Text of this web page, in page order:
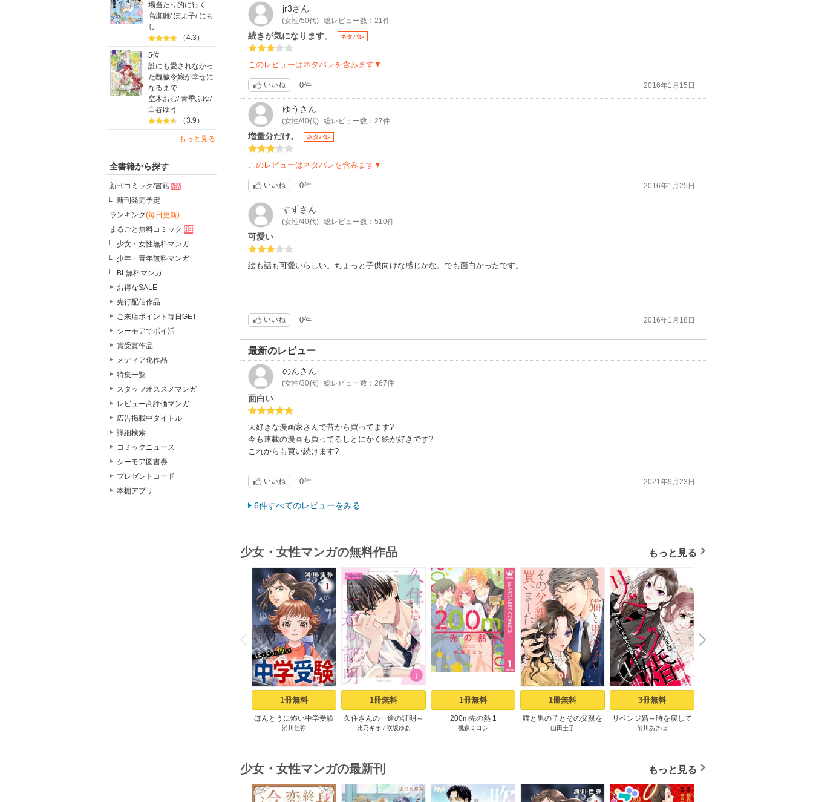
場当たり的に行く
高瀬雛/ぽよ子/ にも
し
（4.3）
5位
誰にも愛されなかっ
た醜穢令嬢が幸せに
なるまで
空木おむ/青季ふゆ/
白谷ゆう
（3.9）
もっと見る
全書籍から探す
新刊コミック/書籍
新刊発売予定
ランキング(毎日更新)
まるごと無料コミック
少女・女性無料マンガ
少年・青年無料マンガ
BL無料マンガ
お得なSALE
先行配信作品
ご来店ポイント毎日GET
シーモアでポイ活
賞受賞作品
メディア化作品
特集一覧
スタッフオススメマンガ
レビュー高評価マンガ
広告掲載中タイトル
詳細検索
コミックニュース
シーモア図書券
プレゼントコード
本棚アプリ
jr3さん
(女性/50代) 総レビュー数：21件
続きが気になります。 ネタバレ
このレビューはネタバレを含みます▼
いいね 0件 2016年1月15日
ゆう さん
(女性/40代) 総レビュー数：27件
増量分だけ。 ネタバレ
このレビューはネタバレを含みます▼
いいね 0件 2016年1月25日
すずさん
(女性/40代) 総レビュー数：510件
可愛い
絵も話も可愛いらしい。ちょっと子供向けな感じかな。でも面白かったです。
いいね 0件 2016年1月18日
最新のレビュー
のんさん
(女性/30代) 総レビュー数：267件
面白い
大好きな漫画家さんで昔から買ってます?
今も連載の漫画も買ってるしとにかく絵が好きです?
これからも買い続けます?
いいね 0件 2021年9月23日
6件すべてのレビューをみる
少女・女性マンガの無料作品 もっと見る
P
r
e
v
i
o
u
s
1冊無料
ほんとうに怖い中学受験
【分冊版】 1
浦川佳弥
1冊無料
久住さんの一途の証明～
揺らめいて、ハニー～ 1
比乃キオ / 咲坂ゆあ
1冊無料
200m先の熱 1
桃森ミヨシ
1冊無料
猫と男の子とその父親を
買いました。【分冊
山田圭子
3冊無料
リベンジ婚～時を戻して
不倫夫に復讐します～ 1
前川あきほ
N
e
x
t
少女・女性マンガの最新刊 もっと見る